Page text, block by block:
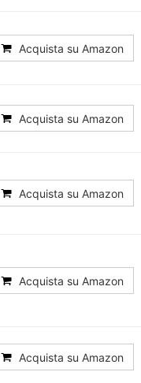
Acquista su Amazon
Acquista su Amazon
Acquista su Amazon
Acquista su Amazon
Acquista su Amazon